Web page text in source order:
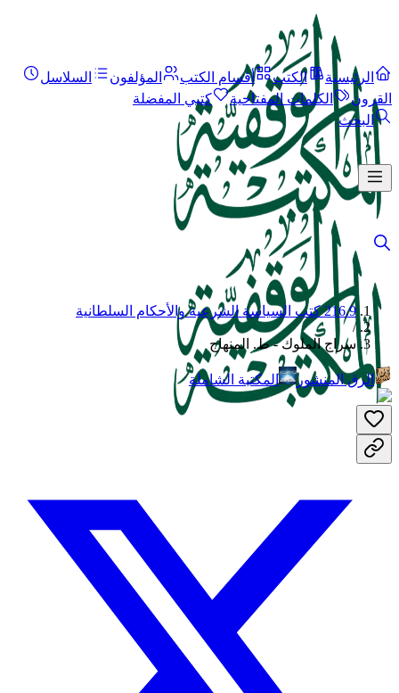
الرئيسية الكتب أقسام الكتب المؤلفون
السلاسل
القرون
الكلمات المفتاحية
كتبي المفضلة
البحث
216.9 كتب السياسة الشرعية والأحكام السلطانية
/
سراج الملوك - ط. المنهاج
الرق المنشور المكتبة الشاملة